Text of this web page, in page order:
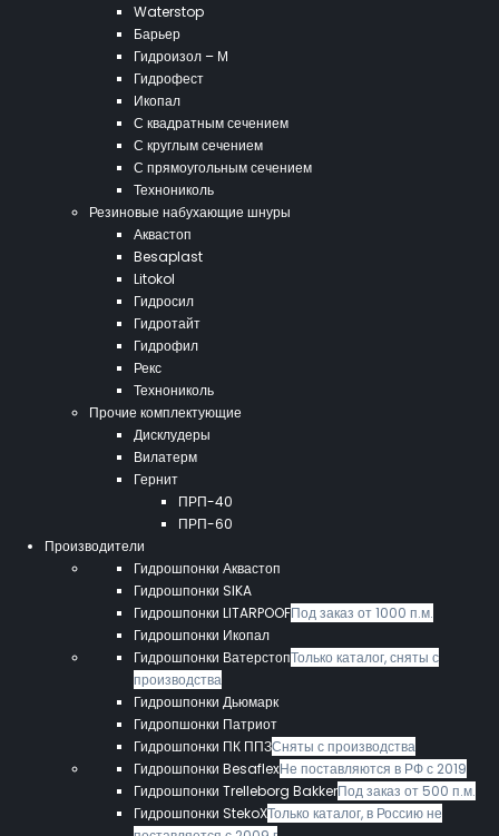
Waterstop
Барьер
Гидроизол – М
Гидрофест
Икопал
С квадратным сечением
С круглым сечением
С прямоугольным сечением
Технониколь
Резиновые набухающие шнуры
Аквастоп
Besaplast
Litokol
Гидросил
Гидротайт
Гидрофил
Рекс
Технониколь
Прочие комплектующие
Дисклудеры
Вилатерм
Гернит
ПРП-40
ПРП-60
Производители
Гидрошпонки Аквастоп
Гидрошпонки SIKA
Гидрошпонки LITARPOOFПод заказ от 1000 п.м.
Гидрошпонки Икопал
Гидрошпонки ВатерстопТолько каталог, сняты с
производства
Гидрошпонки Дьюмарк
Гидропшонки Патриот
Гидрошпонки ПК ППЗСняты с производства
Гидрошпонки BesaflexНе поставляются в РФ с 2019
Гидрошпонки Trelleborg BakkerПод заказ от 500 п.м.
Гидрошпонки StekoXТолько каталог, в Россию не